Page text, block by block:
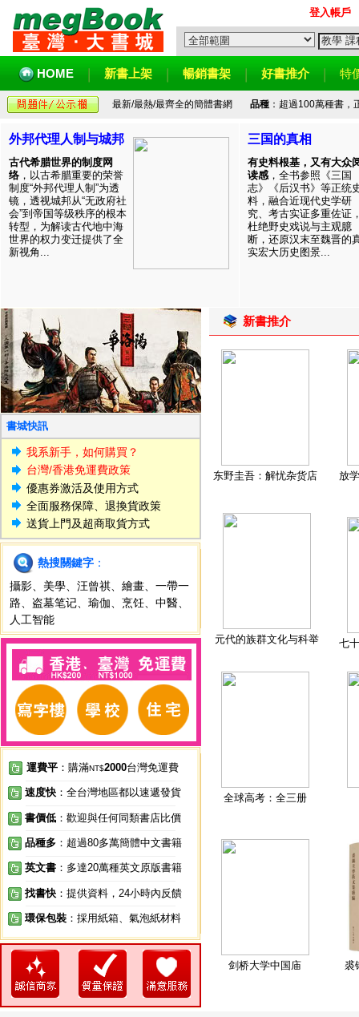
登入帳戶
HOME 新書上架 暢銷書架 好書推介 特
最新/最熱/最齊全的簡體書網 品種：超過100萬種書，
外邦代理人制与城邦
古代希腊世界的制度网
络 ，以古希腊重要的荣誉
制度“外邦代理人制”为透
镜，透视城邦从“无政府社
会”到帝国等级秩序的根本
转型，为解读古代地中海
世界的权力变迁提供了全
新视角...
三国的真相
有史料根基，又有大众
读感 ，全书参照《三国
志》《后汉书》等正统
料，融合近现代史学研
究、考古实证多重佐证
杜绝野史戏说与主观臆
断，还原汉末至魏晋的
实宏大历史图景...
書城快訊
我系新手，如何購買？
台灣/香港免運費政策
優惠券激活及使用方式
全面服務保障、退換貨政策
送貨上門及超商取貨方式
熱搜關鍵字 ：
攝影
美學 汪曾祺 繪畫
一帶一
路
盗墓笔记 瑜伽 烹饪 中醫
人工智能
運費平 ：購滿NT$2000台灣免運費
速度快 ：全台灣地區都以速遞發貨
書價低 ：歡迎與任何同類書店比價
品種多 ：超過80多萬簡體中文書籍
英文書 ：多達20萬種英文原版書籍
找書快 ：提供資料，24小時內反饋
環保包裝 ：採用紙箱、氣泡紙材料
新書推介
东野圭吾：解忧杂货店 放
元代的族群文化与科举 七
全球高考：全三册
剑桥大学中国庙 裘